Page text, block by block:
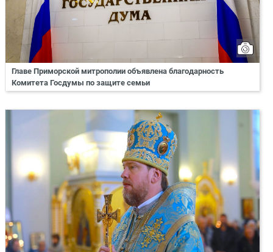
Главе Приморской митрополии объявлена благодарность
Комитета Госдумы по защите семьи